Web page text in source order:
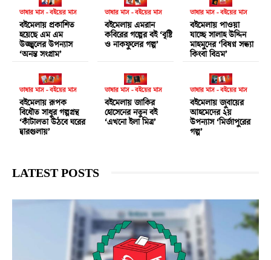
ভাষার মাস - বইয়ের মাস
বইমেলায় প্রকাশিত
হয়েছে এম এম
উজ্জ্বলের উপন্যাস
‘অনন্ত সংগ্রাম’
ভাষার মাস - বইয়ের মাস
বইমেলায় এমরান
কবিরের গল্পের বই ‘বৃষ্টি
ও নাকফুলের গল্প’
ভাষার মাস - বইয়ের মাস
বইমেলায় পাওয়া
যাচ্ছে সালাহ উদ্দিন
মাহমুদের ‘বিষণ্ন সন্ধ্যা
কিংবা বিভ্রম’
ভাষার মাস - বইয়ের মাস
বইমেলায় রূপক
বিধৌত সাধুর গল্পগ্রন্থ
‘কাঁটালতা উঠবে ঘরের
দ্বারগুলায়’
ভাষার মাস - বইয়ের মাস
বইমেলায় জাকির
হোসেনের নতুন বই
‘এখনো ইলা মিত্র’
ভাষার মাস - বইয়ের মাস
বইমেলায় জুবায়ের
আহমেদের ২য়
উপন্যাস ‘মির্জাপুরের
গল্প’
LATEST POSTS